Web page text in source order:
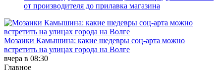
от производителя до прилавка магазина
Мозаики Камышина: какие шедевры соц-арта можно
встретить на улицах города на Волге
вчера в 08:30
Главное